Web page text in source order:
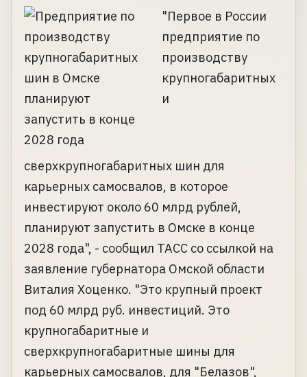
"Первое в России
предприятие по
производству
крупногабаритных
и
сверхкрупногабаритных шин для
карьерных самосвалов, в которое
инвестируют около 60 млрд рублей,
планируют запустить в Омске в конце
2028 года", - сообщил ТАСС со ссылкой на
заявление губернатора Омской области
Виталия Хоценко. "Это крупный проект
под 60 млрд руб. инвестиций. Это
крупногабаритные и
сверхкрупногабаритные шины для
карьерных самосвалов, для "Белазов",